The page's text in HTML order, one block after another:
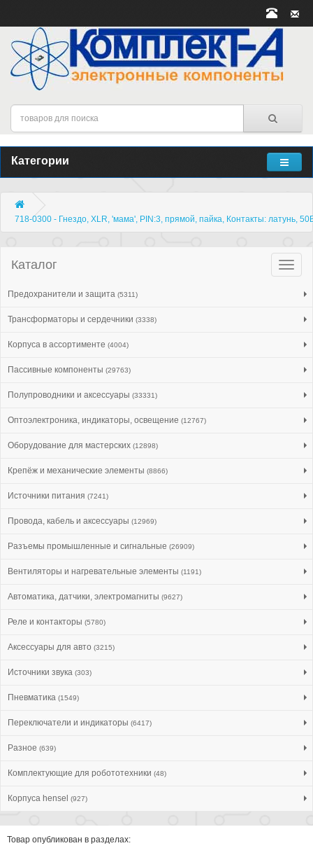
Категории
718-0300 - Гнездо, XLR, 'мама', PIN:3, прямой, пайка, Контакты: латунь,
Каталог
Предохранители и защита (5311)
Трансформаторы и сердечники (3338)
Корпуса в ассортименте (4004)
Пассивные компоненты (29763)
Полупроводники и аксессуары (33331)
Оптоэлектроника, индикаторы, освещение (12767)
Оборудование для мастерских (12898)
Крепёж и механические элементы (8866)
Источники питания (7241)
Провода, кабель и аксессуары (12969)
Разъемы промышленные и сигнальные (26909)
Вентиляторы и нагревательные элементы (1191)
Автоматика, датчики, электромагниты (9627)
Реле и контакторы (5780)
Аксессуары для авто (3215)
Источники звука (303)
Пневматика (1549)
Переключатели и индикаторы (6417)
Разное (639)
Комплектующие для робототехники (48)
Корпуса hensel (927)
Товар опубликован в разделах: